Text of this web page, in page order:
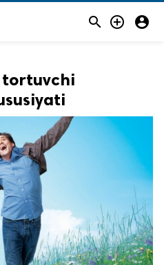
  